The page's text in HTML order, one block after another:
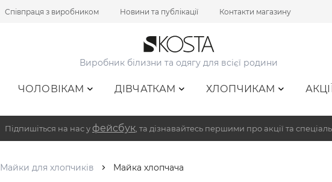
Співпраця з виробником Новини та публікації Контакти магазину
Виробник білизни та одягу для всієї родини
ЧОЛОВІКАМ ДІВЧАТКАМ ХЛОПЧИКАМ
Підпишіться на нас у фейсбук , та дізнавайтесь першими про акції та
Майки для хлопчиків Майка хлопчача